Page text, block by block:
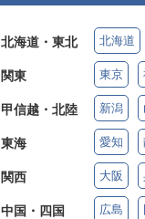
北海道・東北 北海道
関東 東京
甲信越・北陸 新潟
東海 愛知
関西 大阪
中国・四国 広島